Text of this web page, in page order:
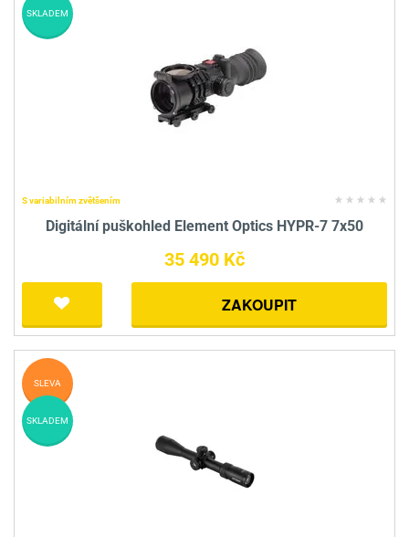
S variabilním zvětšením
Digitální puškohled Element Optics HYPR-7 7x50
35 490 Kč
ZAKOUPIT
SKLADEM
SLEVA
SKLADEM